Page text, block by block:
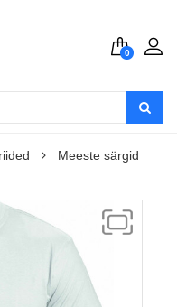
0
Meeste särgid